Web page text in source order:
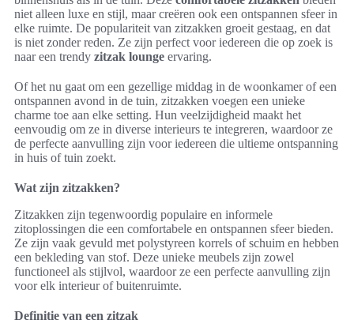
niet alleen luxe en stijl, maar creëren ook een ontspannen sfeer in
elke ruimte. De populariteit van zitzakken groeit gestaag, en dat
is niet zonder reden. Ze zijn perfect voor iedereen die op zoek is
naar een trendy zitzak lounge ervaring.
Of het nu gaat om een gezellige middag in de woonkamer of een
ontspannen avond in de tuin, zitzakken voegen een unieke
charme toe aan elke setting. Hun veelzijdigheid maakt het
eenvoudig om ze in diverse interieurs te integreren, waardoor ze
de perfecte aanvulling zijn voor iedereen die ultieme ontspanning
in huis of tuin zoekt.
Wat zijn zitzakken?
Zitzakken zijn tegenwoordig populaire en informele
zitoplossingen die een comfortabele en ontspannen sfeer bieden.
Ze zijn vaak gevuld met polystyreen korrels of schuim en hebben
een bekleding van stof. Deze unieke meubels zijn zowel
functioneel als stijlvol, waardoor ze een perfecte aanvulling zijn
voor elk interieur of buitenruimte.
Definitie van een zitzak